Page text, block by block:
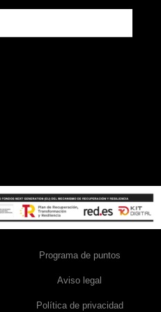
Programa de puntos
Aviso legal
Política de privacidad